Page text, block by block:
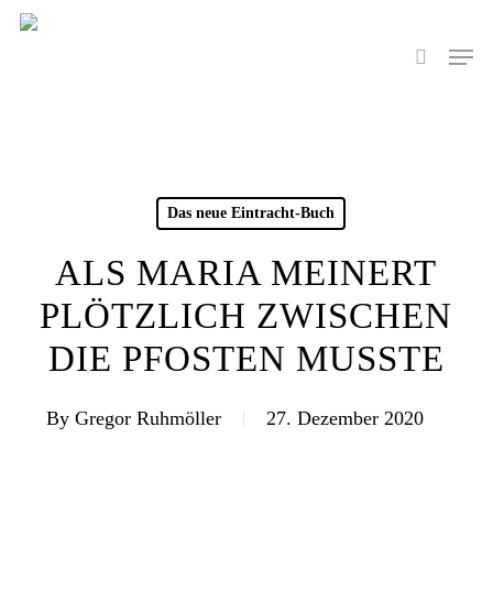
Skip
search
Menu
Das neue Eintracht-Buch
ALS MARIA MEINERT
PLÖTZLICH ZWISCHEN
DIE PFOSTEN MUSSTE
By Gregor Ruhmöller 27. Dezember 2020